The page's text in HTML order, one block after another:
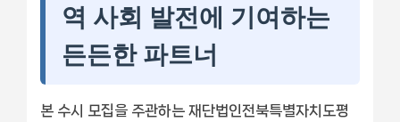
역 사회 발전에 기여하는
든든한 파트너
본 수시 모집을 주관하는 재단법인전북특별자치도평